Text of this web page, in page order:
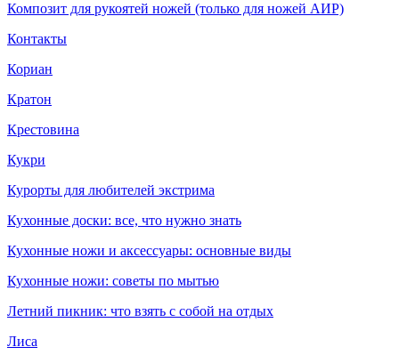
Композит для рукоятей ножей (только для ножей АИР)
Контакты
Кориан
Кратон
Крестовина
Кукри
Курорты для любителей экстрима
Кухонные доски: все, что нужно знать
Кухонные ножи и аксессуары: основные виды
Кухонные ножи: советы по мытью
Летний пикник: что взять с собой на отдых
Лиса